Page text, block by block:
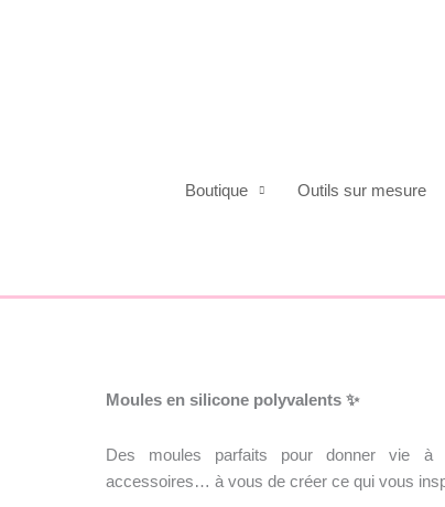
Boutique Outils sur mesure
Moules en silicone polyvalents ✨
Des moules parfaits pour donner vie
accessoires… à vous de créer ce qui vous